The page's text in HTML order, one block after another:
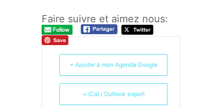
Faire suivre et aimez nous:
+ Ajouter à mon Agenda Google
+ iCal / Outlook export